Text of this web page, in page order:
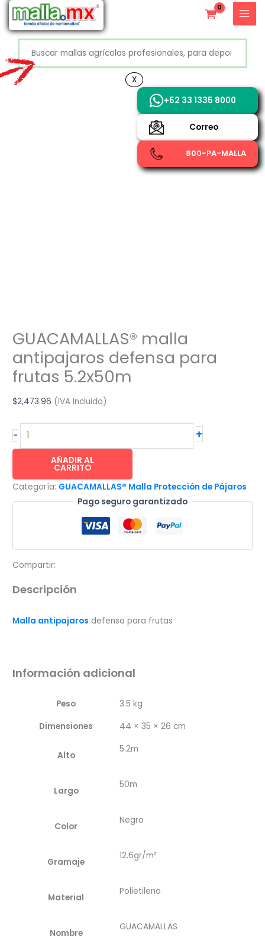
contenido
GUACAMALLAS® malla
antipajaros defensa para
frutas 5.2x50m
$2,473.96 (IVA Incluido)
-
GUACAMALLAS®
antipajaros
para
frutas
+
AÑADIR AL
CARRITO
Categoría: GUACAMALLAS® Malla Protección de Pájaros
Pago seguro garantizado
Compartir:
Descripción
Malla antipajaros defensa para frutas
Información adicional
Peso
3.5 kg
Dimensiones
44 × 35 × 26 cm
Alto
5.2m
Largo
50m
Color
Negro
Gramaje
12.6gr/m²
Material
Polietileno
Nombre
GUACAMALLAS
X
+52 800 726 2552
+52 33 1335 8000
Correo
800-PA-MALLA
X